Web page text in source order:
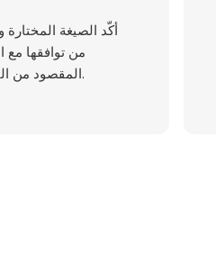
أكّد الصيغة
من توافقها مع
المقصود من التحويل.